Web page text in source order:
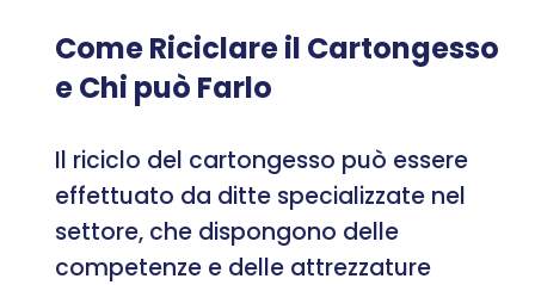
Come Riciclare il Cartongesso
e Chi può Farlo
Il riciclo del cartongesso può essere
effettuato da ditte specializzate nel
settore, che dispongono delle
competenze e delle attrezzature